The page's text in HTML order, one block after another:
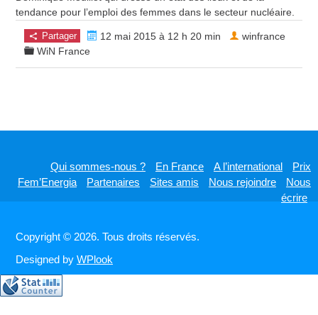
tendance pour l’emploi des femmes dans le secteur nucléaire.
Partager
12 mai 2015 à 12 h 20 min
WiN France
winfrance
Qui sommes-nous ? En France A l’international
Prix
Fem’Energia
Partenaires Sites amis Nous rejoindre
Nous
écrire
Copyright © 2026. Tous droits réservés.
Designed byWPlook